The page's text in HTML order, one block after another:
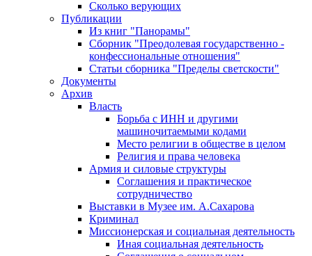
Сколько верующих
Публикации
Из книг "Панорамы"
Сборник "Преодолевая государственно -
конфессиональные отношения"
Статьи сборника "Пределы светскости"
Документы
Архив
Власть
Борьба с ИНН и другими
машиночитаемыми кодами
Место религии в обществе в целом
Религия и права человека
Армия и силовые структуры
Соглашения и практическое
сотрудничество
Выставки в Музее им. А.Сахарова
Криминал
Миссионерская и социальная деятельность
Иная социальная деятельность